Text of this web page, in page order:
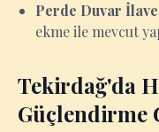
Perde Duvar
ekme ile mevcut
Tekirdağ'da
Güçlendirme